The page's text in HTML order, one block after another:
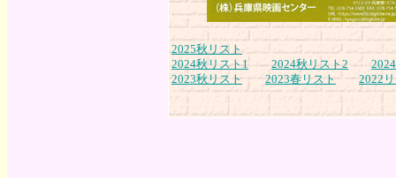
2025秋リスト
2024秋リスト1
2024秋リスト2
2023秋リスト
2023春リスト 2022